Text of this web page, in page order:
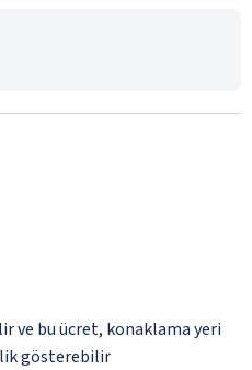
ve bu ücret, konaklama yeri
gösterebilir